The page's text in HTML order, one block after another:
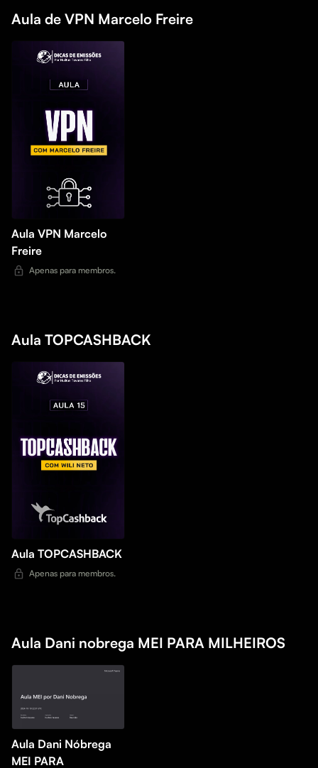
Aula de VPN Marcelo Freire
Aula VPN Marcelo
Freire
Apenas para membros.
Aula TOPCASHBACK
Aula TOPCASHBACK
Apenas para membros.
Aula Dani nobrega MEI PARA MILHEIROS
Aula Dani Nóbrega
MEI PARA